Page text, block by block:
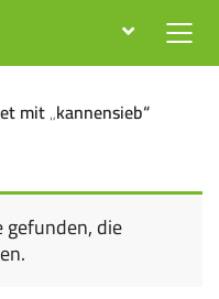
mit „kannensieb“
die